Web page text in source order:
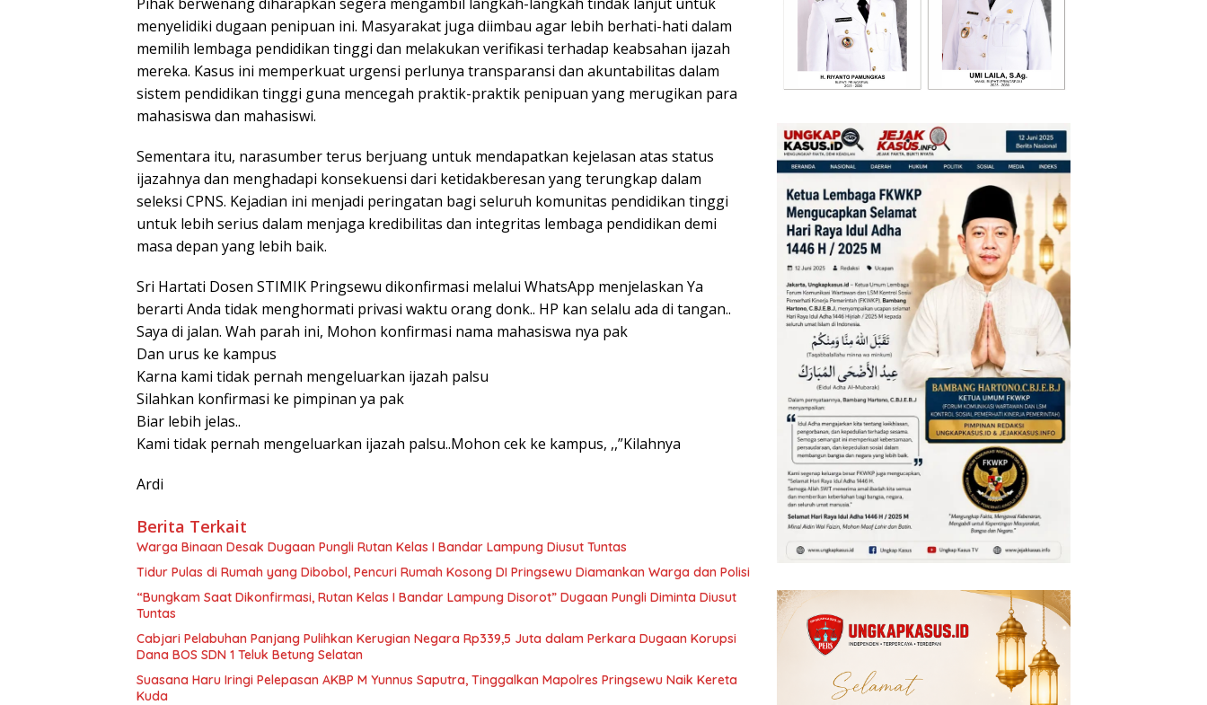
menyelidiki dugaan penipuan ini. Masyarakat juga diimbau agar lebih berhati-hati dalam
memilih lembaga pendidikan tinggi dan melakukan verifikasi terhadap keabsahan ijazah
mereka. Kasus ini memperkuat urgensi perlunya transparansi dan akuntabilitas dalam
sistem pendidikan tinggi guna mencegah praktik-praktik penipuan yang merugikan para
mahasiswa dan mahasiswi.
Sementara itu, narasumber terus berjuang untuk mendapatkan kejelasan atas status
ijazahnya dan menghadapi konsekuensi dari ketidakberesan yang terungkap dalam
seleksi CPNS. Kejadian ini menjadi peringatan bagi seluruh komunitas pendidikan tinggi
untuk lebih serius dalam menjaga kredibilitas dan integritas lembaga pendidikan demi
masa depan yang lebih baik.
Sri Hartati Dosen STIMIK Pringsewu dikonfirmasi melalui WhatsApp menjelaskan Ya
berarti Anda tidak menghormati privasi waktu orang donk.. HP kan selalu ada di tangan..
Saya di jalan. Wah parah ini, Mohon konfirmasi nama mahasiswa nya pak
Dan urus ke kampus
Karna kami tidak pernah mengeluarkan ijazah palsu
Silahkan konfirmasi ke pimpinan ya pak
Biar lebih jelas..
Kami tidak pernah mengeluarkan ijazah palsu..Mohon cek ke kampus, ,,”Kilahnya
Ardi
Berita Terkait
Warga Binaan Desak Dugaan Pungli Rutan Kelas I Bandar Lampung Diusut Tuntas
Tidur Pulas di Rumah yang Dibobol, Pencuri Rumah Kosong DI Pringsewu Diamankan Warga dan Polisi
“Bungkam Saat Dikonfirmasi, Rutan Kelas I Bandar Lampung Disorot” Dugaan Pungli Diminta Diusut
Tuntas
Cabjari Pelabuhan Panjang Pulihkan Kerugian Negara Rp339,5 Juta dalam Perkara Dugaan Korupsi
Dana BOS SDN 1 Teluk Betung Selatan
Suasana Haru Iringi Pelepasan AKBP M Yunnus Saputra, Tinggalkan Mapolres Pringsewu Naik Kereta
Kuda